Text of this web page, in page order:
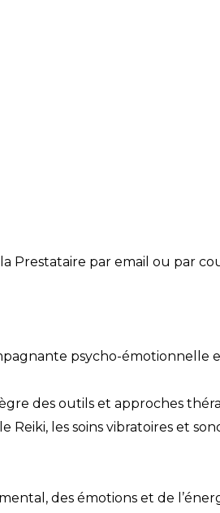
par email ou par
psycho-
des outils et approches
les soins vibratoires et
des émotions et de